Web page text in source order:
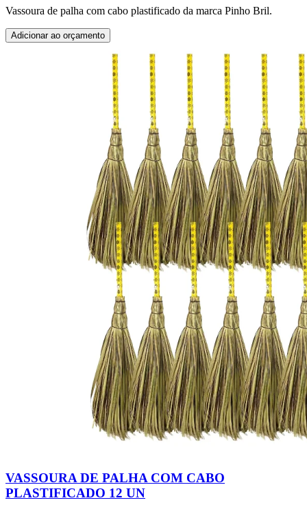
Vassoura de palha com cabo plastificado da marca Pinho Bril.
Adicionar ao orçamento
VASSOURA DE PALHA COM CABO
PLASTIFICADO 12 UN